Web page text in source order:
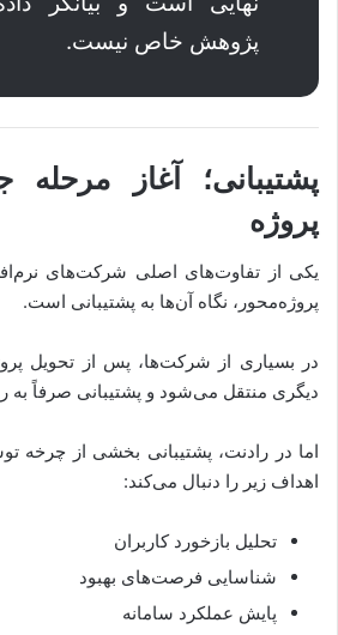
پژوهش خاص نیست.
پشتیبانی؛ آغاز مرحله
پروژه
یکی از تفاوت‌های اصلی شرکت‌های
پروژه‌محور، نگاه آن‌ها به پشتیبانی است.
در بسیاری از شرکت‌ها، پس از تحویل
دیگری منتقل می‌شود و پشتیبانی صرفاً
اما در رادنت، پشتیبانی بخشی از
اهداف زیر را دنبال می‌کند:
تحلیل بازخورد کاربران
شناسایی فرصت‌های بهبود
پایش عملکرد سامانه